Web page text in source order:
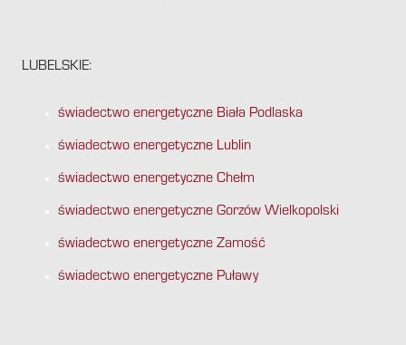
LUBELSKIE:
świadectwo energetyczne Biała Podlaska
świadectwo energetyczne Lublin
świadectwo energetyczne Chełm
świadectwo energetyczne Gorzów Wielkopolski
świadectwo energetyczne Zamość
świadectwo energetyczne Puławy